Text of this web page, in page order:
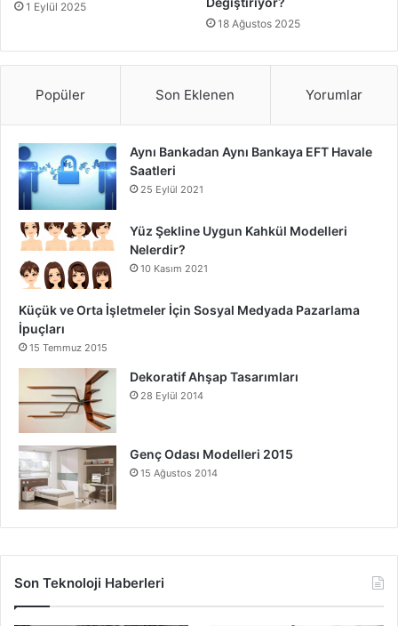
1 Eylül 2025
18 Ağustos 2025
Popüler Son Eklenen Yorumlar
Aynı Bankadan Aynı Bankaya EFT Havale
Saatleri
25 Eylül 2021
Yüz Şekline Uygun Kahkül Modelleri
Nelerdir?
10 Kasım 2021
Küçük ve Orta İşletmeler İçin Sosyal Medyada Pazarlama
İpuçları
15 Temmuz 2015
Dekoratif Ahşap Tasarımları
28 Eylül 2014
Genç Odası Modelleri 2015
15 Ağustos 2014
Son Teknoloji Haberleri